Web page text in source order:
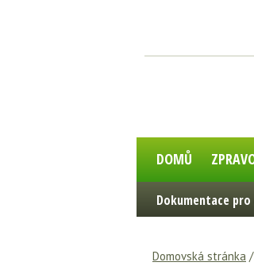
DOMŮ
Dokumentace
Domovská stránka /